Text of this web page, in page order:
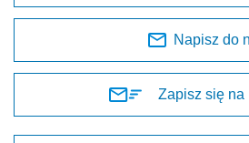
Napisz do
Zapisz się na